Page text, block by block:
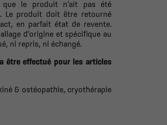
le produit n’ait pas été
Le produit doit être retourné
en parfait état de revente.
d’origine et spécifique au
ni repris, ni échangé.
être effectué pour les articles
& ostéopathie, cryothérapie